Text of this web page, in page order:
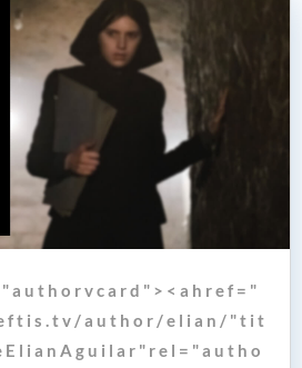
" a u t h o r v c a r d " > < a h r e f = "
f t i s . t v / a u t h o r / e l i a n / " t i t
E l i a n A g u i l a r " r e l = " a u t h o